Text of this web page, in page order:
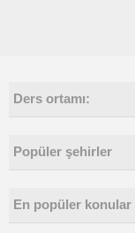
Ders ortamı:
Popüler şehirler
En popüler konular